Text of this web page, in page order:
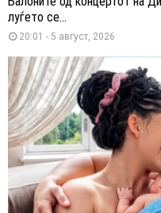
луѓето се...
20:01 - 5 август, 2026